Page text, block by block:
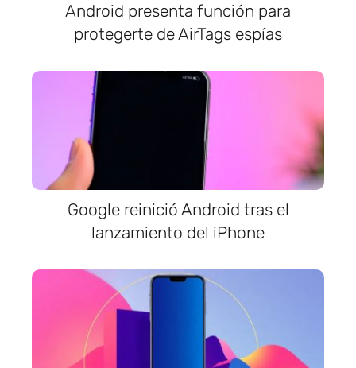
Android presenta función para
protegerte de AirTags espías
Google reinició Android tras el
lanzamiento del iPhone